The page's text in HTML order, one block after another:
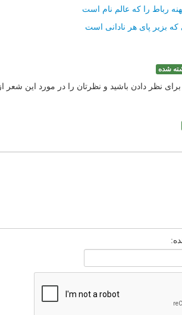
رباط را که عالم نام است
بزیر پای هر نادانی است
شده
برای نظر دادن باشید و نظرتان را در مورد این